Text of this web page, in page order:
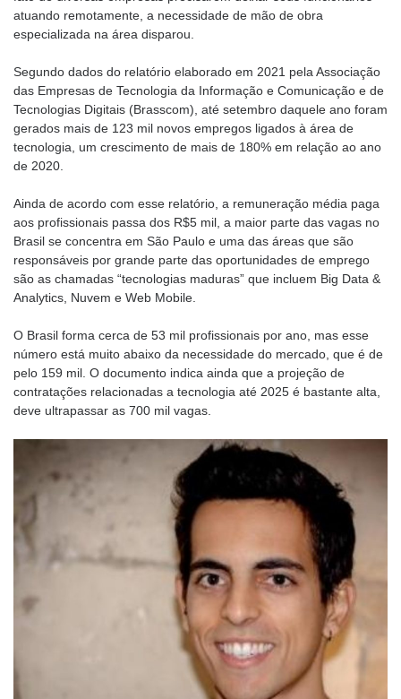
atuando remotamente, a necessidade de mão de obra
especializada na área disparou.
Segundo dados do relatório elaborado em 2021 pela Associação
das Empresas de Tecnologia da Informação e Comunicação e de
Tecnologias Digitais (Brasscom), até setembro daquele ano foram
gerados mais de 123 mil novos empregos ligados à área de
tecnologia, um crescimento de mais de 180% em relação ao ano
de 2020.
Ainda de acordo com esse relatório, a remuneração média paga
aos profissionais passa dos R$5 mil, a maior parte das vagas no
Brasil se concentra em São Paulo e uma das áreas que são
responsáveis por grande parte das oportunidades de emprego
são as chamadas “tecnologias maduras” que incluem Big Data &
Analytics, Nuvem e Web Mobile.
O Brasil forma cerca de 53 mil profissionais por ano, mas esse
número está muito abaixo da necessidade do mercado, que é de
pelo 159 mil. O documento indica ainda que a projeção de
contratações relacionadas a tecnologia até 2025 é bastante alta,
deve ultrapassar as 700 mil vagas.